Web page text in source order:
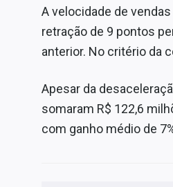
A velocidade de
retração de 9 pontos
anterior. No critério da
Apesar da
somaram R$ 122,6
com ganho médio de